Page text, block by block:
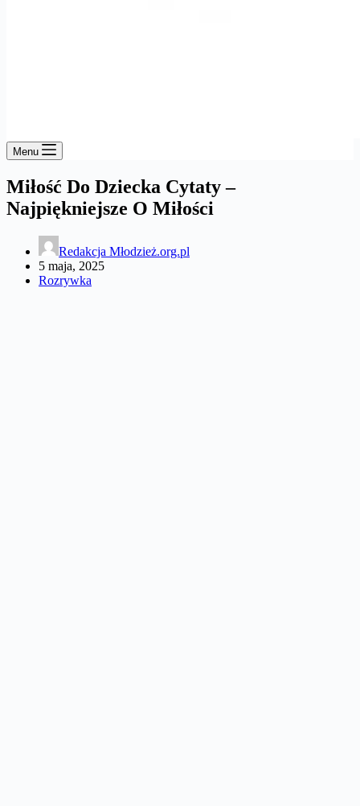
Menu
Miłość Do Dziecka Cytaty –
Najpiękniejsze O Miłości
Redakcja Młodzież.org.pl
5 maja, 2025
Rozrywka